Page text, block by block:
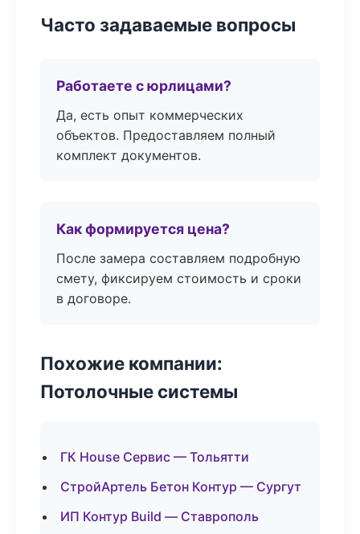
Часто задаваемые вопросы
Работаете с юрлицами?
Да, есть опыт коммерческих
объектов. Предоставляем полный
комплект документов.
Как формируется цена?
После замера составляем подробную
смету, фиксируем стоимость и сроки
в договоре.
Похожие компании:
Потолочные системы
ГК House Сервис — Тольятти
СтройАртель Бетон Контур — Сургут
ИП Контур Build — Ставрополь